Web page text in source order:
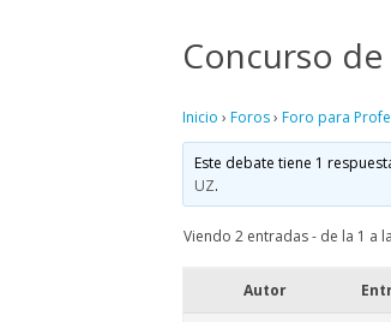
ELECCIONES
ELECCIONES
Concurso
Inicio › Foros› Foro para
Este debate tiene 1
UZ.
Viendo 2 entradas - de la 1 a
Autor